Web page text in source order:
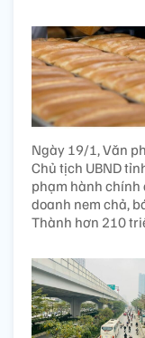
Ngày 19/1, Văn
Chủ tịch UBND
phạm hành chính
doanh nem chả,
Thành hơn 210